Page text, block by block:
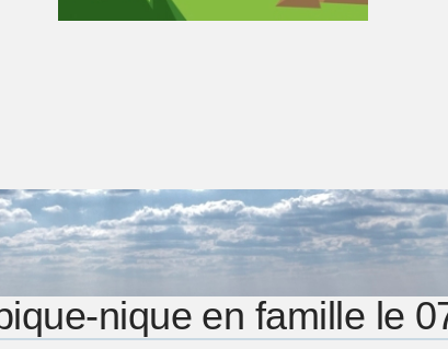
nique en famille le